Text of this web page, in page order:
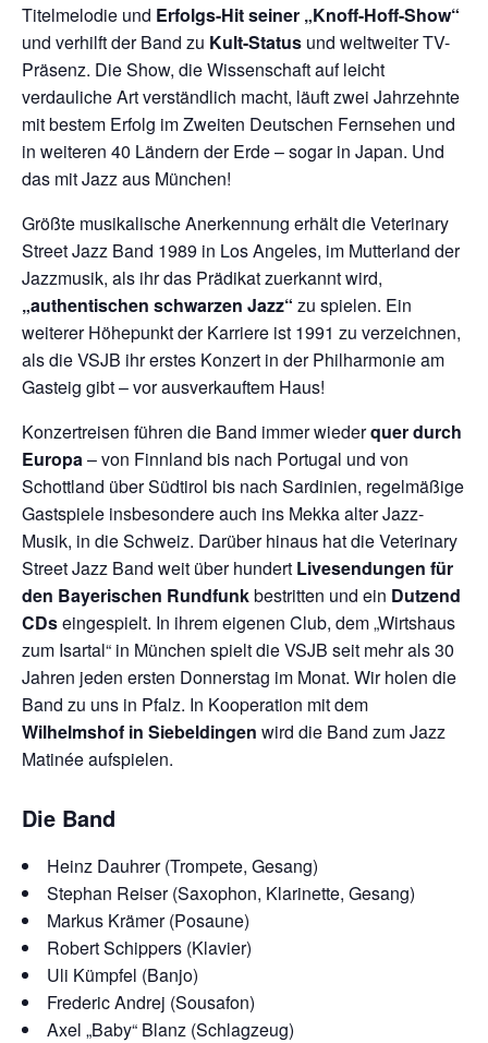
Titelmelodie und Erfolgs-Hit seiner „Knoff-Hoff-Show“
und verhilft der Band zu Kult-Status und weltweiter TV-
Präsenz. Die Show, die Wissen­schaft auf leicht
verdauliche Art verständlich macht, läuft zwei Jahrzehnte
mit bestem Erfolg im Zweiten Deutschen Fernsehen und
in weiteren 40 Ländern der Erde – sogar in Japan. Und
das mit Jazz aus Mün­chen!
Größte musikalische Anerkennung erhält die Veterinary
Street Jazz Band 1989 in Los Angeles, im Mutterland der
Jazzmusik, als ihr das Prädikat zuerkannt wird,
„authentischen schwar­zen Jazz“ zu spielen. Ein
weiterer Höhe­punkt der Karriere ist 1991 zu verzeichnen,
als die VSJB ihr erstes Konzert in der Philharmonie am
Gasteig gibt – vor ausverkauftem Haus!
Konzertreisen führen die Band immer wiederquer durch
Europa– von Finnland bis nach Portugal und von
Schottland über Südtirol bis nach Sardinien, regelmäßige
Gastspiele insbesondere auch ins Mekka alter Jazz-
Musik, in die Schweiz. Darüber hinaus hat die Veterinary
Street Jazz Band weit über hundert Livesendungen für
den Bayerischen Rundfunkbestritten und ein Dutzend
CDseingespielt. In ihrem eigenen Club, dem „Wirtshaus
zum Isartal“ in München spielt die VSJB seit mehr als 30
Jahren jeden ersten Donnerstag im Monat. Wir holen die
Band zu uns in Pfalz. In Kooperation mit dem
Wilhelmshof in Siebeldingen wird die Band zum Jazz
Matinée aufspielen.
Die Band
Heinz Dauhrer (Trompete, Gesang)
Stephan Reiser (Saxophon, Klarinette, Gesang)
Markus Krämer (Posaune)
Robert Schippers (Klavier)
Uli Kümpfel (Banjo)
Frederic Andrej (Sousafon)
Axel „Baby“ Blanz (Schlagzeug)